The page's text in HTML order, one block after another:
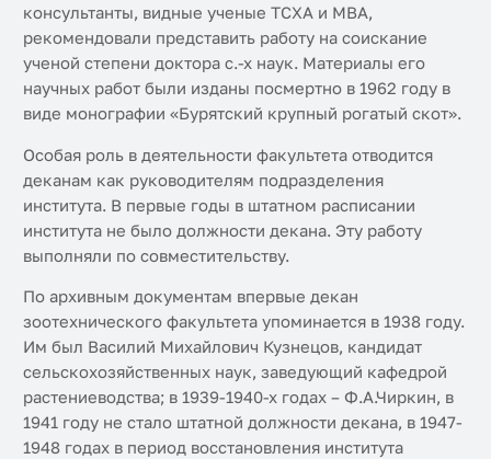
консультанты, видные ученые ТСХА и МВА,
рекомендовали представить работу на соискание
ученой степени доктора с.-х наук. Материалы его
научных работ были изданы посмертно в 1962 году в
виде монографии «Бурятский крупный рогатый скот».
Особая роль в деятельности факультета отводится
деканам как руководителям подразделения
института. В первые годы в штатном расписании
института не было должности декана. Эту работу
выполняли по совместительству.
По архивным документам впервые декан
зоотехнического факультета упоминается в 1938 году.
Им был Василий Михайлович Кузнецов, кандидат
сельскохозяйственных наук, заведующий кафедрой
растениеводства; в 1939-1940-х годах – Ф.А.Чиркин, в
1941 году не стало штатной должности декана, в 1947-
1948 годах в период восстановления института